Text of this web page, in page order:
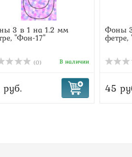
3 в 1 на 1.2 мм
"Фон-17"
(0) В наличии
Фоны
45